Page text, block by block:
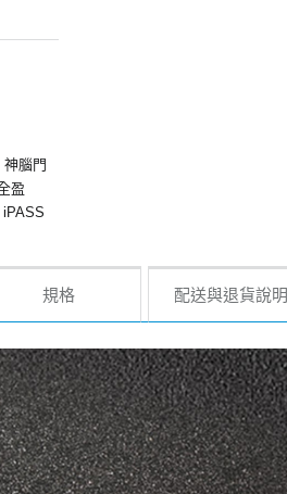
神腦門
盈
iPASS
規格 配送與退貨說明